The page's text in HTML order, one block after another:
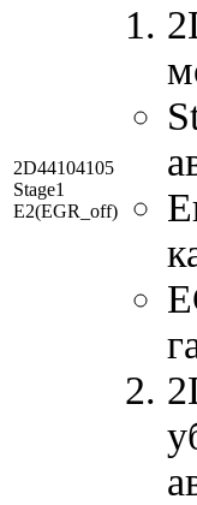
2D44104105
Stage1
E2(EGR_off)